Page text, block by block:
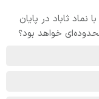
نماد ثاباد در پایان